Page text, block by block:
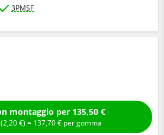
3PMSF
Compra con montaggio per 135,50 €
+ Ecotassa: (2,20€ ) = 137,70€ per gomma